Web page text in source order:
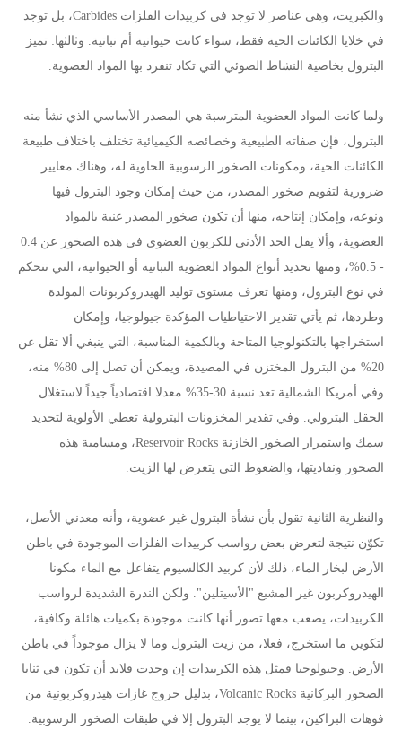
والكبريت، وهي عناصر لا توجد في كربيدات الفلزات Carbides، بل توجد
في خلايا الكائنات الحية فقط، سواء كانت حيوانية أم نباتية. وثالثها: تميز
البترول بخاصية النشاط الضوئي التي تكاد تنفرد بها المواد العضوية.
ولما كانت المواد العضوية المترسبة هي المصدر الأساسي الذي نشأ منه
البترول، فإن صفاته الطبيعية وخصائصه الكيميائية تختلف باختلاف طبيعة
الكائنات الحية، ومكونات الصخور الرسوبية الحاوية له، وهناك معايير
ضرورية لتقويم صخور المصدر، من حيث إمكان وجود البترول فيها
ونوعه، وإمكان إنتاجه، منها أن تكون صخور المصدر غنية بالمواد
العضوية، وألا يقل الحد الأدنى للكربون العضوي في هذه الصخور عن 0.4
- 0.5%، ومنها تحديد أنواع المواد العضوية النباتية أو الحيوانية، التي تتحكم
في نوع البترول، ومنها تعرف مستوى توليد الهيدروكربونات المولدة
وطردها، ثم يأتي تقدير الاحتياطيات المؤكدة جيولوجيا، وإمكان
استخراجها بالتكنولوجيا المتاحة وبالكمية المناسبة، التي ينبغي ألا تقل عن
20% من البترول المختزن في المصيدة، ويمكن أن تصل إلى 80% منه،
وفي أمريكا الشمالية تعد نسبة 30-35% معدلا اقتصادياً جيداً لاستغلال
الحقل البترولي. وفي تقدير المخزونات البترولية تعطي الأولوية لتحديد
سمك واستمرار الصخور الخازنة Reservoir Rocks، ومسامية هذه
الصخور ونفاذيتها، والضغوط التي يتعرض لها الزيت.
والنظرية الثانية تقول بأن نشأة البترول غير عضوية، وأنه معدني الأصل،
تكوّن نتيجة لتعرض بعض رواسب كربيدات الفلزات الموجودة في باطن
الأرض لبخار الماء، ذلك لأن كربيد الكالسيوم يتفاعل مع الماء مكونا
الهيدروكربون غير المشبع "الأسيتلين". ولكن الندرة الشديدة لرواسب
الكربيدات، يصعب معها تصور أنها كانت موجودة بكميات هائلة وكافية،
لتكوين ما استخرج، فعلا، من زيت البترول وما لا يزال موجوداً في باطن
الأرض. وجيولوجيا فمثل هذه الكربيدات إن وجدت فلابد أن تكون في ثنايا
الصخور البركانية Volcanic Rocks، بدليل خروج غازات هيدروكربونية من
فوهات البراكين، بينما لا يوجد البترول إلا في طبقات الصخور الرسوبية.